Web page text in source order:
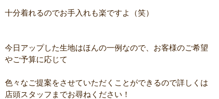
十分着れるのでお手入れも楽ですよ（笑）
今日アップした生地はほんの一例なので、お客様のご希望
やご予算に応じて
色々なご提案をさせていただくことができるので詳しくは
店頭スタッフまでお尋ねください！